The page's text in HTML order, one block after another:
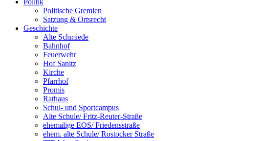
Politik
Politische Gremien
Satzung & Ortsrecht
Geschichte
Alte Schmiede
Bahnhof
Feuerwehr
Hof Sanitz
Kirche
Pfarrhof
Promis
Rathaus
Schul- und Sportcampus
Alte Schule/ Fritz-Reuter-Straße
ehemalige EOS/ Friedensstraße
ehem. alte Schule/ Rostocker Straße